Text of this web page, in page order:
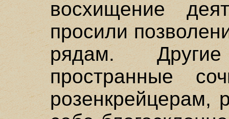
восхищение
просили
рядам.
пространные
розенкрейцерам,